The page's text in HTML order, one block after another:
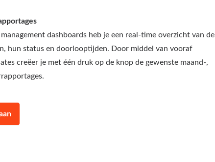
dashboards heb je een real-time overzicht van de
hun status en doorlooptijden. Door middel van vooraf
creëer je met één druk op de knop de gewenste maand-,